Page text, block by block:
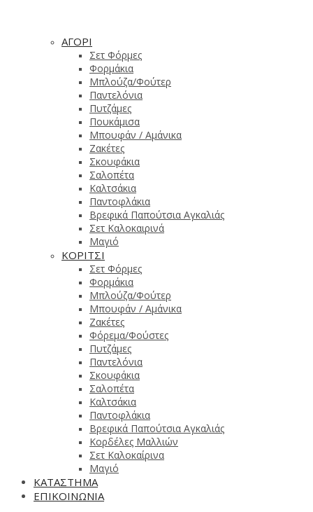
ΑΓΟΡΙ
Σετ Φόρμες
Φορμάκια
Μπλούζα/Φούτερ
Παντελόνια
Πυτζάμες
Πουκάμισα
Μπουφάν / Αμάνικα
Ζακέτες
Σκουφάκια
Σαλοπέτα
Καλτσάκια
Παντοφλάκια
Βρεφικά Παπούτσια Αγκαλιάς
Σετ Καλοκαιρινά
Μαγιό
ΚΟΡΙΤΣΙ
Σετ Φόρμες
Φορμάκια
Μπλούζα/Φούτερ
Μπουφάν / Αμάνικα
Ζακέτες
Φόρεμα/Φούστες
Πυτζάμες
Παντελόνια
Σκουφάκια
Σαλοπέτα
Καλτσάκια
Παντοφλάκια
Βρεφικά Παπούτσια Αγκαλιάς
Κορδέλες Μαλλιών
Σετ Καλοκαίρινα
Μαγιό
ΚΑΤΑΣΤΗΜΑ
ΕΠΙΚΟΙΝΩΝΙΑ